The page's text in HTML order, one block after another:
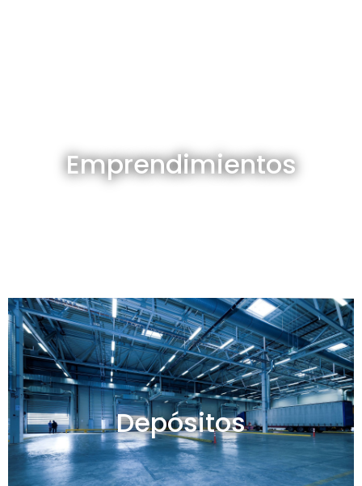
Emprendimientos
Depósitos
Depósitos en venta y alquiler
Ver todos